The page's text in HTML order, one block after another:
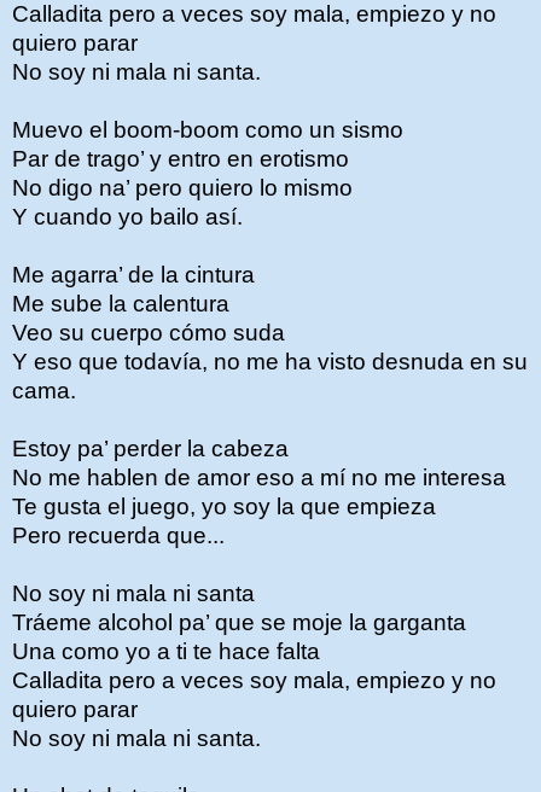
Calladita pero a veces soy mala, empiezo y no
quiero parar
No soy ni mala ni santa.
Muevo el boom-boom como un sismo
Par de trago’ y entro en erotismo
No digo na’ pero quiero lo mismo
Y cuando yo bailo así.
Me agarra’ de la cintura
Me sube la calentura
Veo su cuerpo cómo suda
Y eso que todavía, no me ha visto desnuda en su
cama.
Estoy pa’ perder la cabeza
No me hablen de amor eso a mí no me interesa
Te gusta el juego, yo soy la que empieza
Pero recuerda que...
No soy ni mala ni santa
Tráeme alcohol pa’ que se moje la garganta
Una como yo a ti te hace falta
Calladita pero a veces soy mala, empiezo y no
quiero parar
No soy ni mala ni santa.